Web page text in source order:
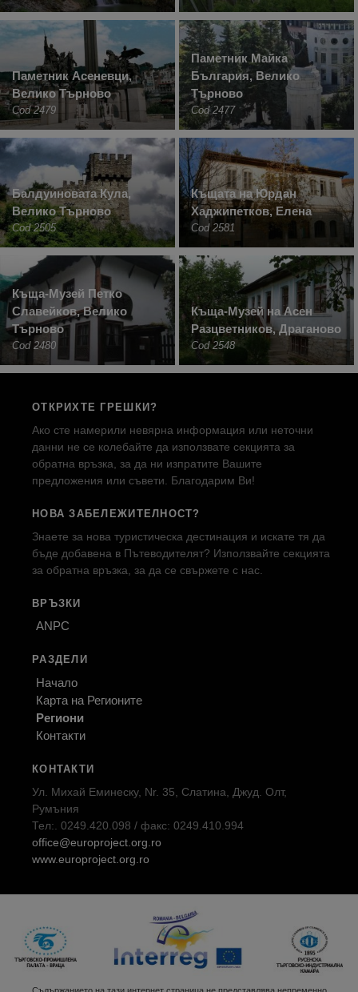
Паметник Асеневци,
Велико Търново
Cod 2479
Паметник Майка
България, Велико
Търново
Cod 2477
Балдуиновата Кула,
Велико Търново
Cod 2505
Къщата на Юрдан
Хаджипетков, Елена
Cod 2581
Къща-Музей Петко
Славейков, Велико
Търново
Cod 2480
Къща-Музей на Асен
Разцветников, Драганово
Cod 2548
ОТКРИХТЕ ГРЕШКИ?
Ако сте намерили невярна информация или неточни
данни не се колебайте да използвате секцията за
обратна връзка, за да ни изпратите Вашите
предложения или съвети. Благодарим Ви!
НОВА ЗАБЕЛЕЖИТЕЛНОСТ?
Знаете за нова туристическа дестинация и искате тя да
бъде добавена в Пътеводителят? Използвайте секцията
за обратна връзка, за да се свържете с нас.
ВРЪЗКИ
ANPC
РАЗДЕЛИ
Начало
Карта на Регионите
Региони
Контакти
КОНТАКТИ
Ул. Михай Еминеску, Nr. 35, Слатина, Джуд. Олт,
Румъния
Тел:. 0249.420.098 / факс: 0249.410.994
office@europroject.org.ro
www.europroject.org.ro